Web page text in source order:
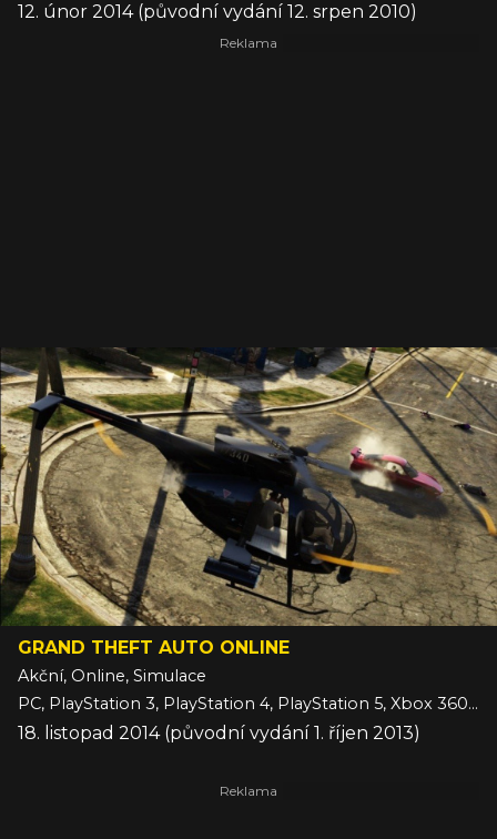
12. únor 2014 (původní vydání 12. srpen 2010)
GRAND THEFT AUTO ONLINE
Akční, Online, Simulace
PC, PlayStation 3, PlayStation 4, PlayStation 5, Xbox 360, Xbox One, Xbox Series
18. listopad 2014 (původní vydání 1. říjen 2013)